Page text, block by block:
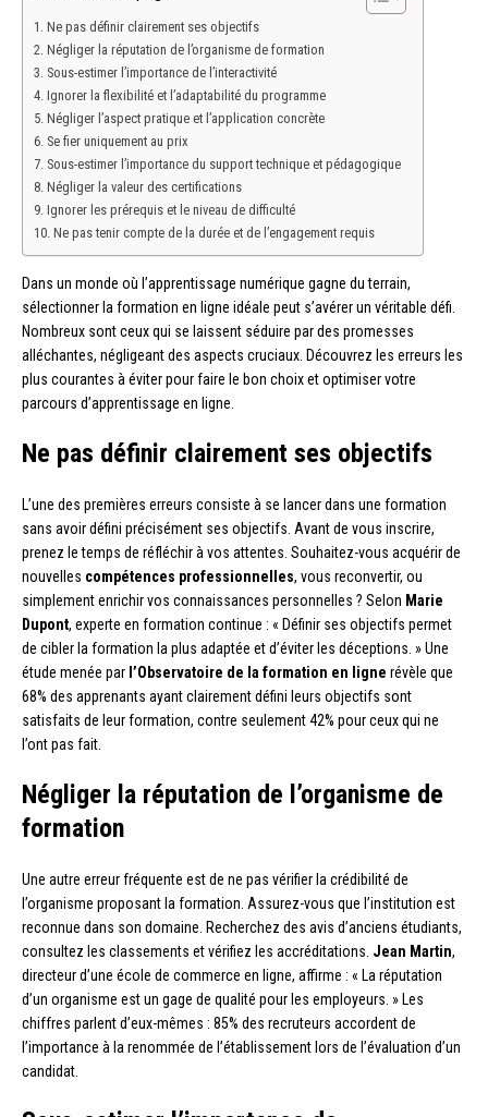
Ne pas définir clairement ses objectifs
Négliger la réputation de l’organisme de formation
Sous-estimer l’importance de l’interactivité
Ignorer la flexibilité et l’adaptabilité du programme
Négliger l’aspect pratique et l’application concrète
Se fier uniquement au prix
Sous-estimer l’importance du support technique et pédagogique
Négliger la valeur des certifications
Ignorer les prérequis et le niveau de difficulté
Ne pas tenir compte de la durée et de l’engagement requis
Dans un monde où l’apprentissage numérique gagne du terrain,
sélectionner la formation en ligne idéale peut s’avérer un véritable défi.
Nombreux sont ceux qui se laissent séduire par des promesses
alléchantes, négligeant des aspects cruciaux. Découvrez les erreurs les
plus courantes à éviter pour faire le bon choix et optimiser votre
parcours d’apprentissage en ligne.
Ne pas définir clairement ses objectifs
L’une des premières erreurs consiste à se lancer dans une formation
sans avoir défini précisément ses objectifs. Avant de vous inscrire,
prenez le temps de réfléchir à vos attentes. Souhaitez-vous acquérir de
nouvelles compétences professionnelles, vous reconvertir, ou
simplement enrichir vos connaissances personnelles ? Selon Marie
Dupont, experte en formation continue : « Définir ses objectifs permet
de cibler la formation la plus adaptée et d’éviter les déceptions. » Une
étude menée par l’Observatoire de la formation en ligne révèle que
68% des apprenants ayant clairement défini leurs objectifs sont
satisfaits de leur formation, contre seulement 42% pour ceux qui ne
l’ont pas fait.
Négliger la réputation de l’organisme de
formation
Une autre erreur fréquente est de ne pas vérifier la crédibilité de
l’organisme proposant la formation. Assurez-vous que l’institution est
reconnue dans son domaine. Recherchez des avis d’anciens étudiants,
consultez les classements et vérifiez les accréditations. Jean Martin,
directeur d’une école de commerce en ligne, affirme : « La réputation
d’un organisme est un gage de qualité pour les employeurs. » Les
chiffres parlent d’eux-mêmes : 85% des recruteurs accordent de
l’importance à la renommée de l’établissement lors de l’évaluation d’un
candidat.